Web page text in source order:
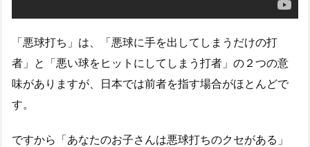
「悪球打ち」は、「悪球に手を出してしまうだけの打
者」と「悪い球をヒットにしてしまう打者」の２つの意
味がありますが、日本では前者を指す場合がほとんどで
す。
ですから「あなたのお子さんは悪球打ちのクセがある」